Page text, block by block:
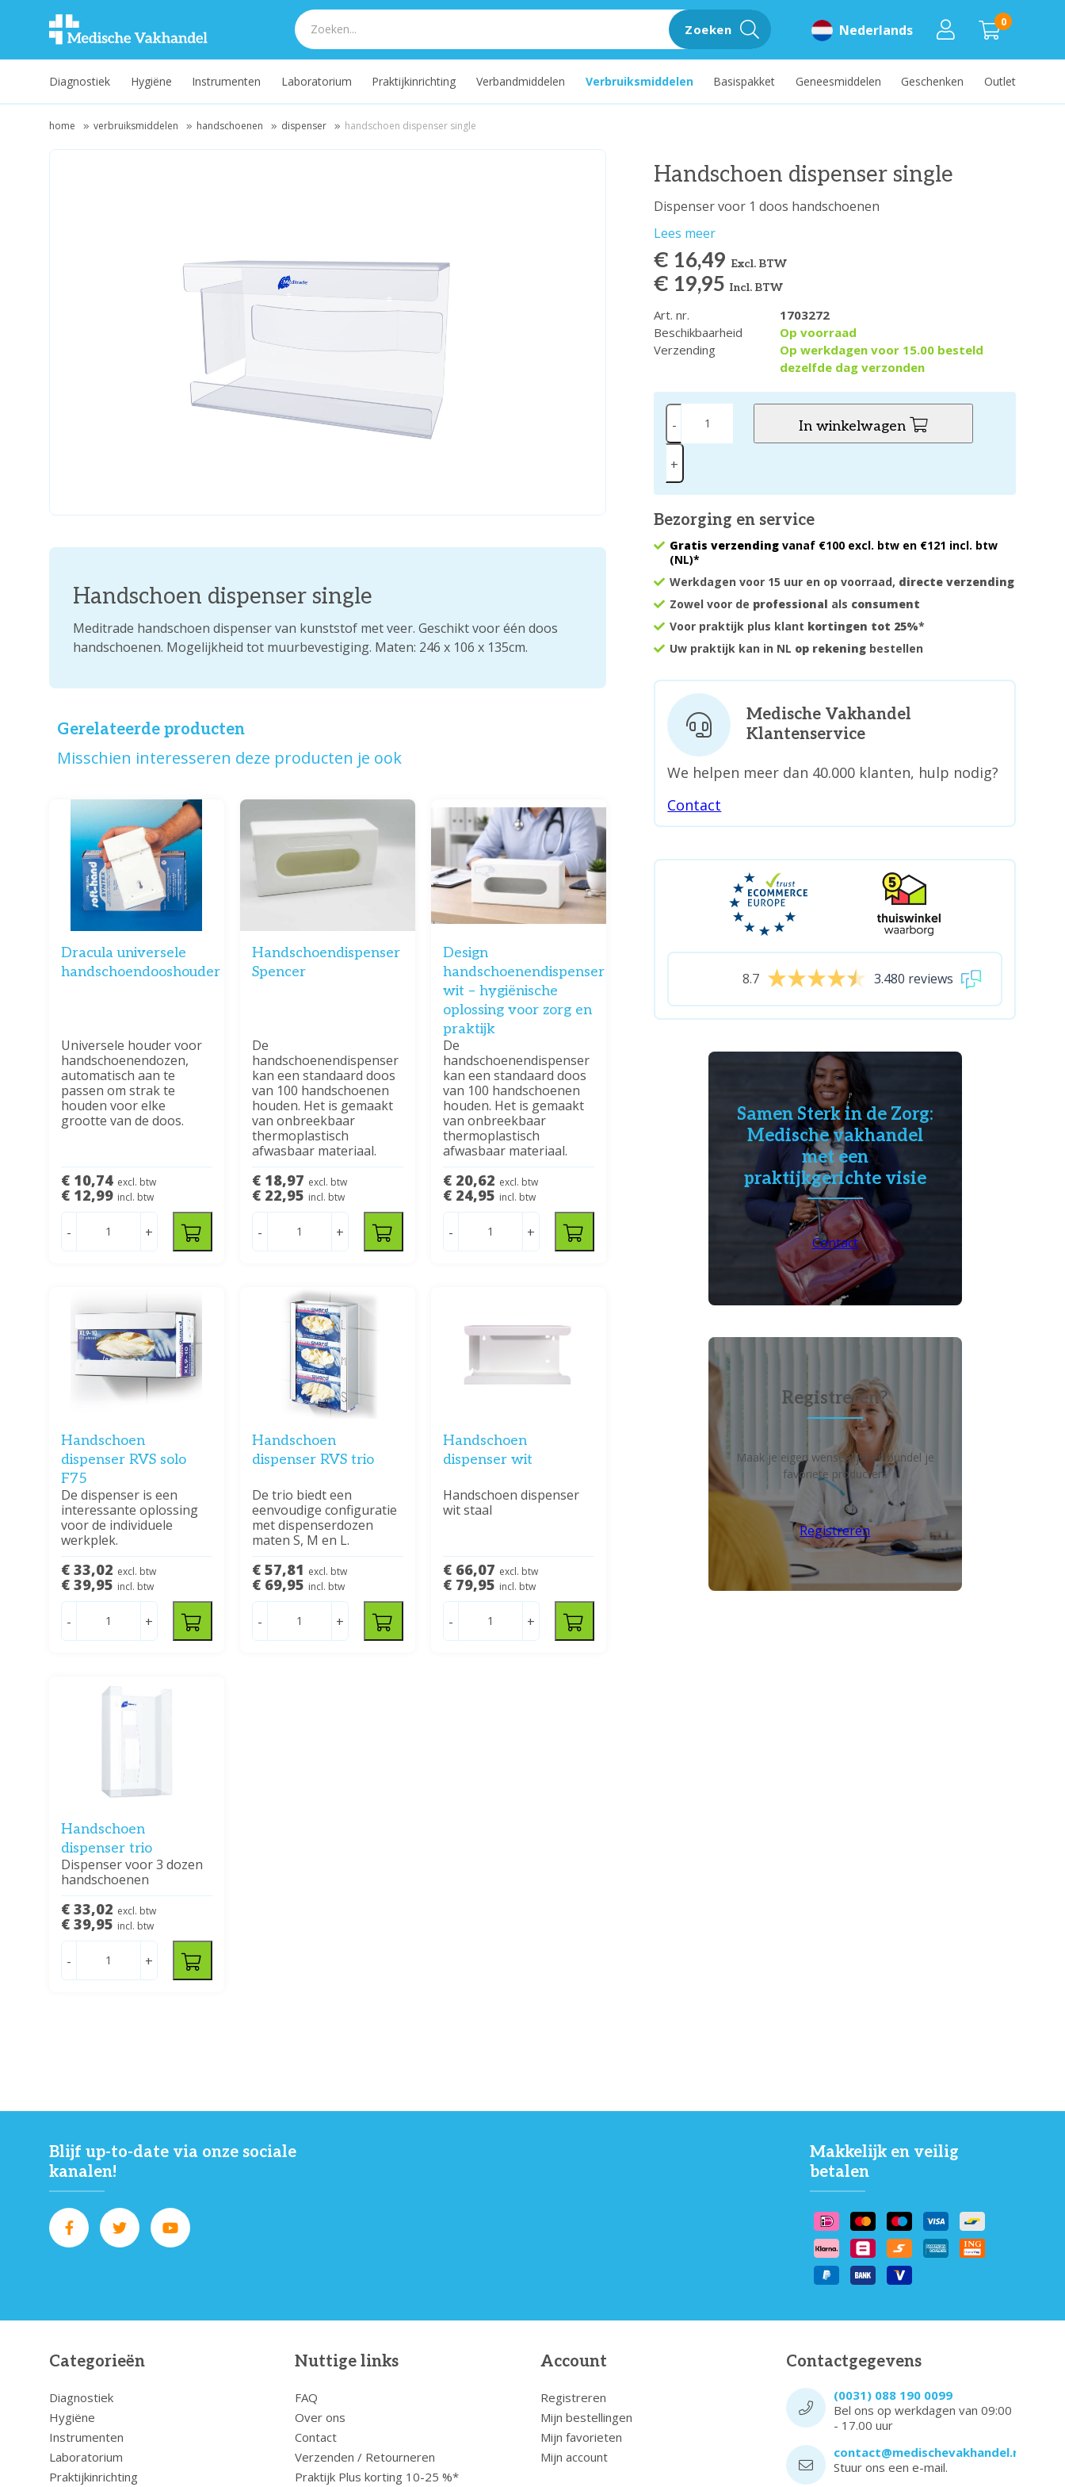
0
Nederlands
Zoeken
Diagnostiek Hygiëne Instrumenten Laboratorium Praktijkinrichting Verbandmiddelen Verbruiksmiddelen Basispakket Geneesmiddelen Geschenken Outlet
home verbruiksmiddelen handschoenen dispenser handschoen dispenser single
Handschoen dispenser single
Dispenser voor 1 doos handschoenen
Lees meer
€ 16,49 Excl. BTW
€ 19,95Incl. BTW
Art. nr.
1703272
Beschikbaarheid
Op voorraad
Verzending
Op werkdagen voor 15.00 besteld
dezelfde dag verzonden
-
+
In winkelwagen
Bezorging en service
Gratis verzending vanaf €100 excl. btw en €121 incl. btw
(NL)*
Werkdagen voor 15 uur en op voorraad, directe verzending
Zowel voor de professional als consument
Voor praktijk plus klant kortingen tot 25%*
Uw praktijk kan in NL op rekening bestellen
Handschoen dispenser single
Meditrade handschoen dispenser van kunststof met veer. Geschikt voor één doos
handschoenen. Mogelijkheid tot muurbevestiging. Maten: 246 x 106 x 135cm.
Gerelateerde producten
Misschien interesseren deze producten je ook
Dracula universele
handschoendooshouder
Universele houder voor
handschoenendozen,
automatisch aan te
passen om strak te
houden voor elke
grootte van de doos.
€ 10,74 excl. btw
€ 12,99 incl. btw
- +
Handschoendispenser
Spencer
De
handschoenendispenser
kan een standaard doos
van 100 handschoenen
houden. Het is gemaakt
van onbreekbaar
thermoplastisch
afwasbaar materiaal.
€ 18,97 excl. btw
€ 22,95 incl. btw
- +
Design
handschoenendispenser
wit – hygiënische
oplossing voor zorg en
praktijk
De
handschoenendispenser
kan een standaard doos
van 100 handschoenen
houden. Het is gemaakt
van onbreekbaar
thermoplastisch
afwasbaar materiaal.
€ 20,62 excl. btw
€ 24,95 incl. btw
- +
Handschoen
dispenser RVS solo
F75
De dispenser is een
interessante oplossing
voor de individuele
werkplek.
€ 33,02 excl. btw
€ 39,95 incl. btw
- +
Handschoen
dispenser RVS trio
De trio biedt een
eenvoudige configuratie
met dispenserdozen
maten S, M en L.
€ 57,81 excl. btw
€ 69,95 incl. btw
- +
Handschoen
dispenser wit
Handschoen dispenser
wit staal
€ 66,07 excl. btw
€ 79,95 incl. btw
- +
Handschoen
dispenser trio
Dispenser voor 3 dozen
handschoenen
€ 33,02 excl. btw
€ 39,95 incl. btw
- +
Medische Vakhandel
Klantenservice
We helpen meer dan 40.000 klanten, hulp nodig?
Contact
8.7 3.480 reviews
Samen Sterk in de Zorg:
Medische vakhandel
met een
praktijkgerichte visie
Contact
Registreren?
Maak je eigen wensenlijst en bundel je
favoriete producten!
Registreren
Blijf up-to-date via onze sociale
kanalen!
Makkelijk en veilig
betalen
Categorieën
Diagnostiek
Hygiëne
Instrumenten
Laboratorium
Praktijkinrichting
Nuttige links
FAQ
Over ons
Contact
Verzenden / Retourneren
Praktijk Plus korting 10-25 %*
Account
Registreren
Mijn bestellingen
Mijn favorieten
Mijn account
Contactgegevens
(0031) 088 190 0099
Bel ons op werkdagen van 09:00
- 17.00 uur
contact@medischevakhandel.nl
Stuur ons een e-mail.